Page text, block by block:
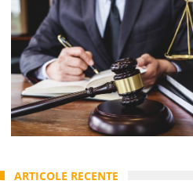
și poziției României în U.E.
ARTICOLE RECENTE